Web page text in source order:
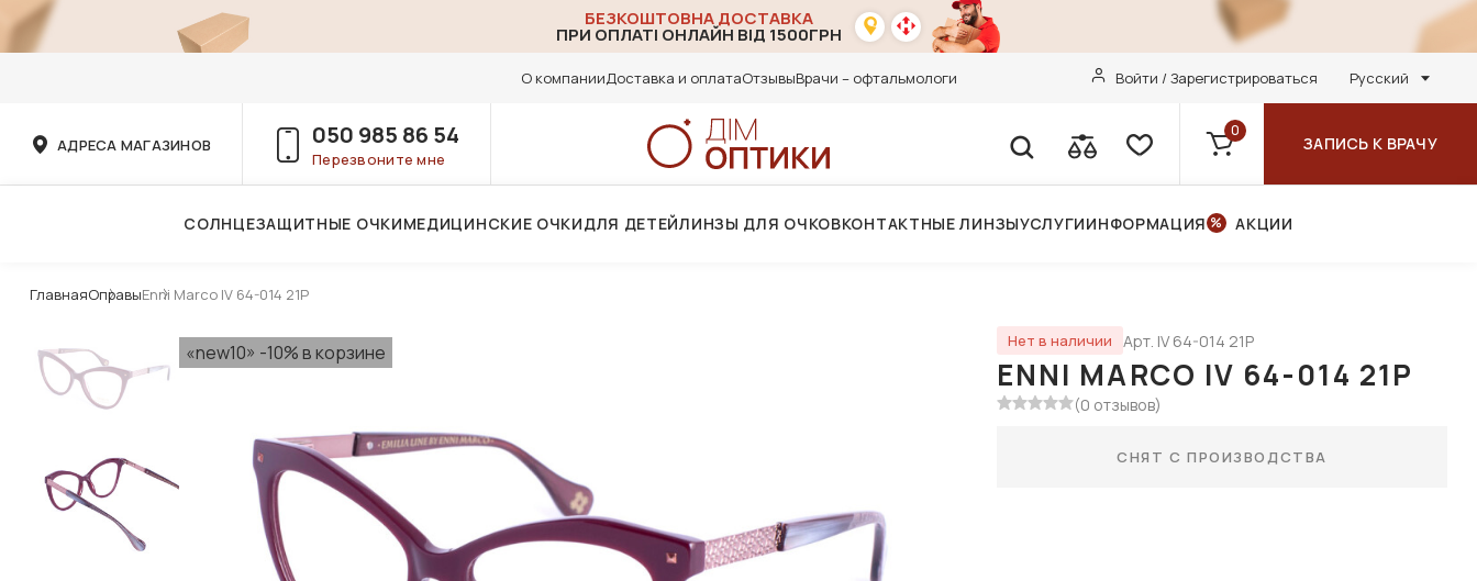
БЕЗКОШТОВНА ДОСТАВКА
ПРИ ОПЛАТІ ОНЛАЙН ВІД 1500ГРН
О компанииДоставка и оплатаОтзывыВрачи – офтальмологи Войти / Зарегистрироваться Русский
АДРЕСА МАГАЗИНОВ 050 985 86 54
Перезвоните мне
0
ЗАПИСЬ К ВРАЧУ
СОЛНЦЕЗАЩИТНЫЕ ОЧКИМЕДИЦИНСКИЕ ОЧКИДЛЯ ДЕТЕЙЛИНЗЫ ДЛЯ ОЧКОВКОНТАКТНЫЕ ЛИНЗЫУСЛУГИИНФОРМАЦИЯ АКЦИИ
ГлавнаяОправыEnni Marco IV 64-014 21P
«new10» -10% в корзине Нет в наличии Арт. IV 64-014 21P
ENNI MARCO IV 64-014 21P
(0 отзывов)
СНЯТ С ПРОИЗВОДСТВА